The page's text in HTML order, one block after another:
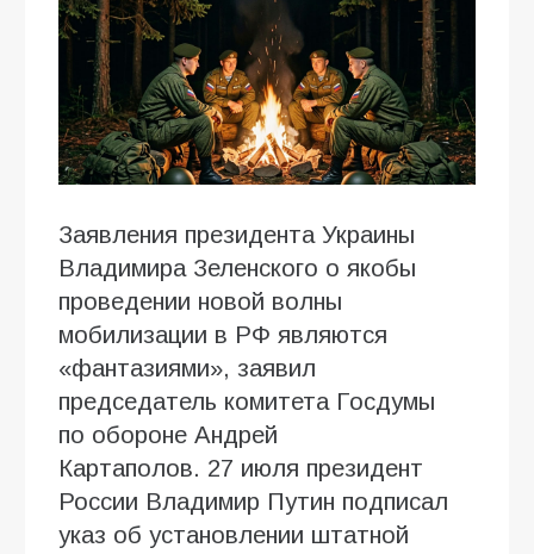
Заявления президента Украины
Владимира Зеленского о якобы
проведении новой волны
мобилизации в РФ являются
«фантазиями», заявил
председатель комитета Госдумы
по обороне Андрей
Картаполов. 27 июля президент
России Владимир Путин подписал
указ об установлении штатной